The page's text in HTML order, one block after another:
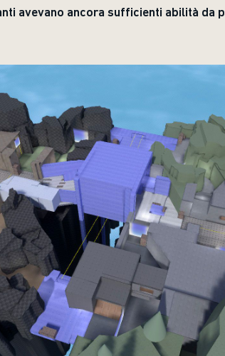
avevano ancora sufficienti abilità da